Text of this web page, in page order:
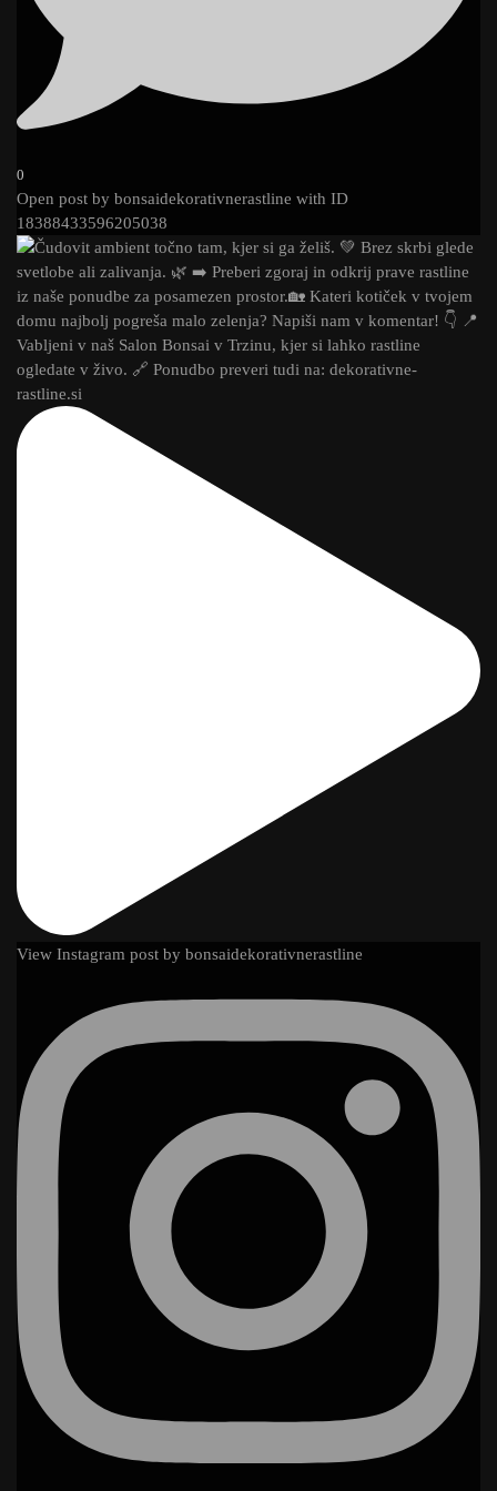
0
Open post by bonsaidekorativnerastline with ID
18388433596205038
View Instagram post by bonsaidekorativnerastline